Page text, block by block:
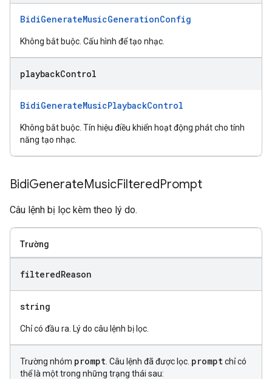
BidiGenerateMusicGenerationConfig
Không bắt buộc. Cấu hình để tạo nhạc.
playbackControl
BidiGenerateMusicPlaybackControl
Không bắt buộc. Tín hiệu điều khiển hoạt động phát cho tính
năng tạo nhạc.
BidiGenerateMusicFilteredPrompt
Câu lệnh bị lọc kèm theo lý do.
Trường
filteredReason
string
Chỉ có đầu ra. Lý do câu lệnh bị lọc.
Trường nhóm prompt . Câu lệnh đã được lọc. promptchỉ có
thể là một trong những trạng thái sau: